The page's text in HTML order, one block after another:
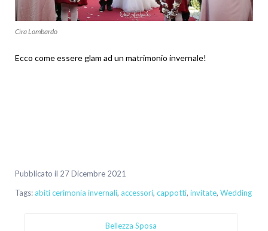
Cira Lombardo
Ecco come essere glam ad un matrimonio invernale!
Pubblicato il 27 Dicembre 2021
Tags: abiti cerimonia invernali, accessori, cappotti, invitate, Wedding
Bellezza Sposa